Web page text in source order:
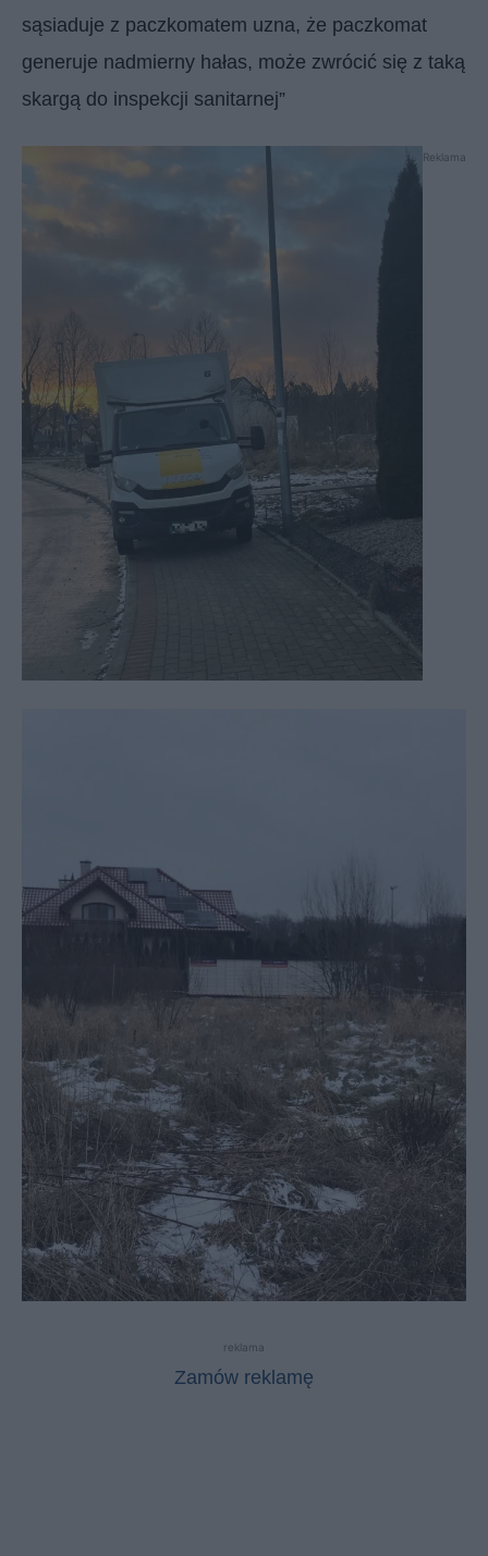
sąsiaduje z paczkomatem uzna, że paczkomat
generuje nadmierny hałas, może zwrócić się z taką
skargą do inspekcji sanitarnej”
Reklama
reklama
Zamów reklamę